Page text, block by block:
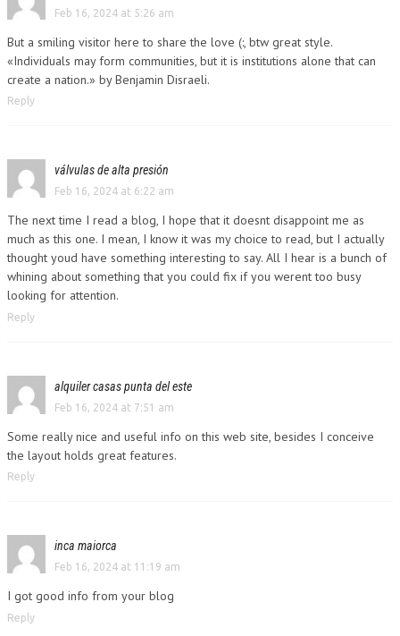
Feb 16, 2024 at 5:26 am
But a smiling visitor here to share the love (:, btw great style.
«Individuals may form communities, but it is institutions alone that can
create a nation.» by Benjamin Disraeli.
Reply
válvulas de alta presión
Feb 16, 2024 at 6:22 am
The next time I read a blog, I hope that it doesnt disappoint me as
much as this one. I mean, I know it was my choice to read, but I actually
thought youd have something interesting to say. All I hear is a bunch of
whining about something that you could fix if you werent too busy
looking for attention.
Reply
alquiler casas punta del este
Feb 16, 2024 at 7:51 am
Some really nice and useful info on this web site, besides I conceive
the layout holds great features.
Reply
inca maiorca
Feb 16, 2024 at 11:19 am
I got good info from your blog
Reply